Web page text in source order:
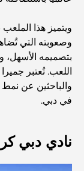
اكتشف ممشى
أفضل
الخيارات
ويتميز هذا
وصعوبته التي
بتصميمه
اللعب. تُعتبر
والباحثين عن
في دبي.
نادي دبي